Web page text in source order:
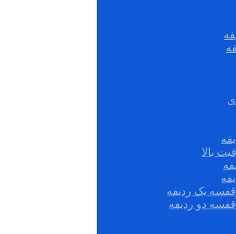
بالا
قفسه یک ردیفه
دو ردیفه